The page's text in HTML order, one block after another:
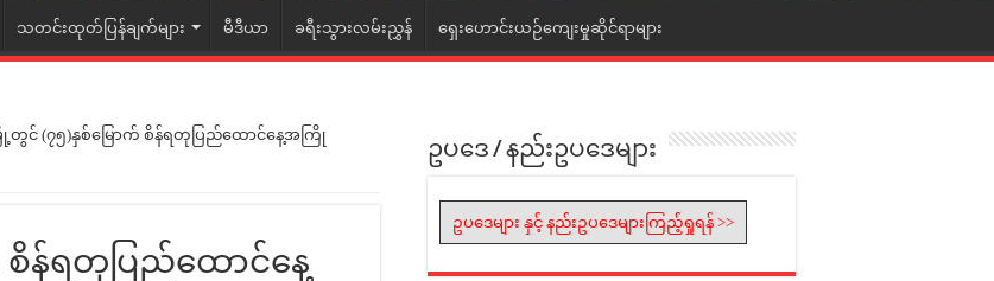
သတင်းထုတ်ပြန်ချက်များ မီဒီယာ ခရီးသွားလမ်းညွှန် ရှေးဟောင်းယဉ်ကျေးမှုဆိုင်ရာများ
ြို့တွင် (၇၅)နှစ်မြောက် စိန်ရတုပြည်ထောင်နေ့အကြို
စိန်ရတုပြည်ထောင်နေ့
ဥပဒေ / နည်းဥပဒေများ
ဥပဒေများ နှင့် နည်းဥပဒေများကြည့်ရှုရန် >>